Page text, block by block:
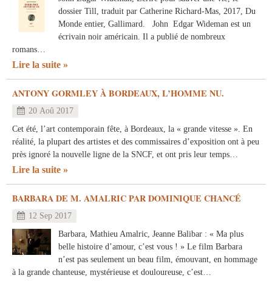
dossier Till, traduit par Catherine Richard-Mas, 2017, Du
Monde entier, Gallimard. John Edgar Wideman est un
écrivain noir américain. Il a publié de nombreux
romans…
Lire la suite
ANTONY GORMLEY À BORDEAUX, L’HOMME NU.
20 Aoû 2017
Cet été, l’art contemporain fête, à Bordeaux, la « grande vitesse ». En
réalité, la plupart des artistes et des commissaires d’exposition ont à peu
près ignoré la nouvelle ligne de la SNCF, et ont pris leur temps…
Lire la suite
BARBARA DE M. AMALRIC PAR DOMINIQUE CHANCÉ
12 Sep 2017
Barbara, Mathieu Amalric, Jeanne Balibar : « Ma plus
belle histoire d’amour, c’est vous ! » Le film Barbara
n’est pas seulement un beau film, émouvant, en hommage
à la grande chanteuse, mystérieuse et douloureuse, c’est…